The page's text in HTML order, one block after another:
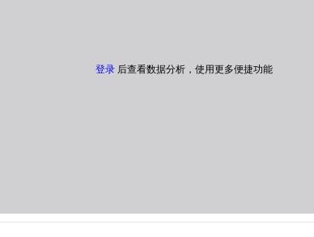
登录 后查看数据分析，使用更多便捷功能